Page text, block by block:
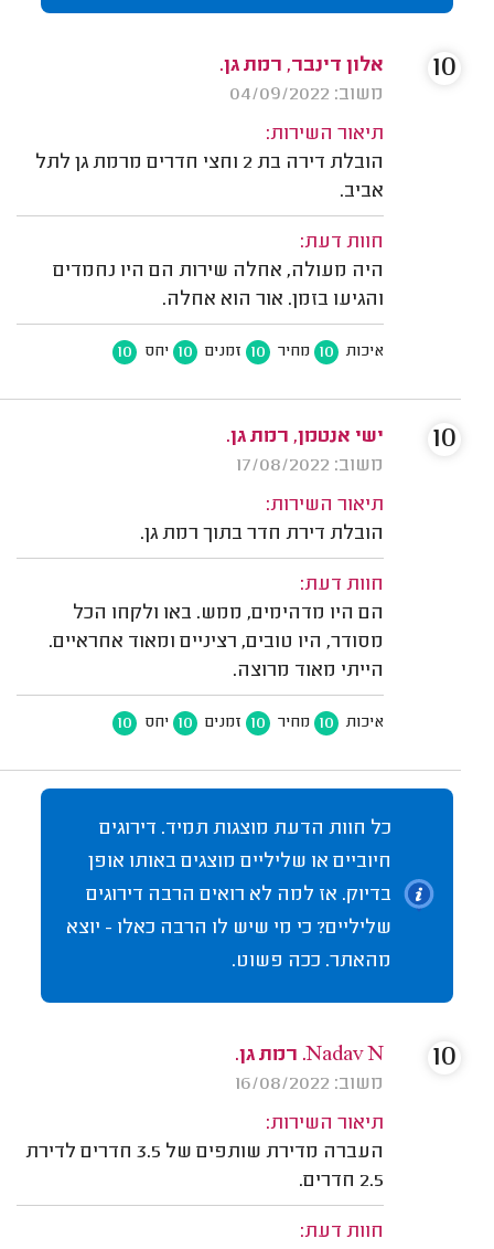
אלון דינבר, רמת גן.
משוב: 04/09/2022
תיאור השירות:
הובלת דירה בת 2 וחצי חדרים מרמת גן לתל
אביב.
חוות דעת:
היה מעולה, אחלה שירות הם היו נחמדים
והגיעו בזמן. אור הוא אחלה.
איכות 10 מחיר 10 זמנים 10 יחס 10
10
ישי אנטמן, רמת גן.
משוב: 17/08/2022
תיאור השירות:
הובלת דירת חדר בתוך רמת גן.
חוות דעת:
הם היו מדהימים, ממש. באו ולקחו הכל
מסודר, היו טובים, רציניים ומאוד אחראיים.
הייתי מאוד מרוצה.
איכות 10 מחיר 10 זמנים 10 יחס 10
10
כל חוות הדעת מוצגות תמיד. דירוגים
חיוביים או שליליים מוצגים באותו אופן
בדיוק. אז למה לא רואים הרבה דירוגים
שליליים? כי מי שיש לו הרבה כאלו - יוצא
מהאתר. ככה פשוט.
Nadav N. רמת גן.
משוב: 16/08/2022
תיאור השירות:
העברה מדירת שותפים של 3.5 חדרים לדירת
2.5 חדרים.
חוות דעת:
10